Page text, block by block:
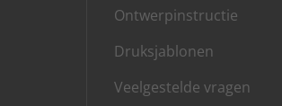
Ontwerpinstructie
Druksjablonen
Veelgestelde vragen